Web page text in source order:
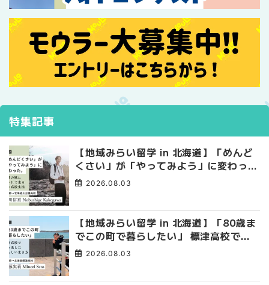
特集記事
【地域みらい留学 in 北海道】「めんど
くさい」が「やってみよう」に変わっ
た。 十勝の風に吹かれて走る、僕の泥
2026.08.03
【地域みらい留学 in 北海道】「80歳ま
でこの町で暮らしたい」 標津高校で踏
み出した、私らしい生き方
2026.08.03